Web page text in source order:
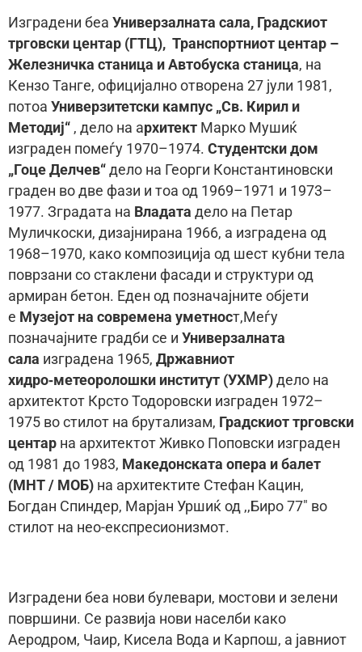
Изградени беа Универзалната сала, Градскиот
трговски центар (ГТЦ), Транспортниот центар –
Железничка станица и Автобуска станица, на
Кензо Танге, официјално отворена 27 јули 1981,
потоа Универзитетски кампус „Св. Кирил и
Методиј“ , дело на архитект Марко Мушиќ
изграден помеѓу 1970–1974. Студентски дом
„Гоце Делчев“ дело на Георги Константиновски
граден во две фази и тоа од 1969–1971 и 1973–
1977. Зградата на Владата дело на Петар
Муличкоски, дизајнирана 1966, а изградена од
1968–1970, како композиција од шест кубни тела
поврзани со стаклени фасади и структури од
армиран бетон. Еден од позначајните објети
е Музејот на современа уметност,Меѓу
позначајните градби се и Универзалната
сала изградена 1965, Државниот
хидро‑метеоролошки институт (УХМР) дело на
архитектот Крсто Тодоровски изграден 1972–
1975 во стилот на брутализам, Градскиот трговски
центар на архитектот Живко Поповски изграден
од 1981 до 1983, Македонската опера и балет
(МНТ / МОБ) на архитектите Стефан Кацин,
Богдан Спиндер, Марјан Уршиќ од ,,Биро 77″ во
стилот на нео-експресионизмот.
Изградени беа нови булевари, мостови и зелени
површини. Се развија нови населби како
Аеродром, Чаир, Кисела Вода и Карпош, а јавниот